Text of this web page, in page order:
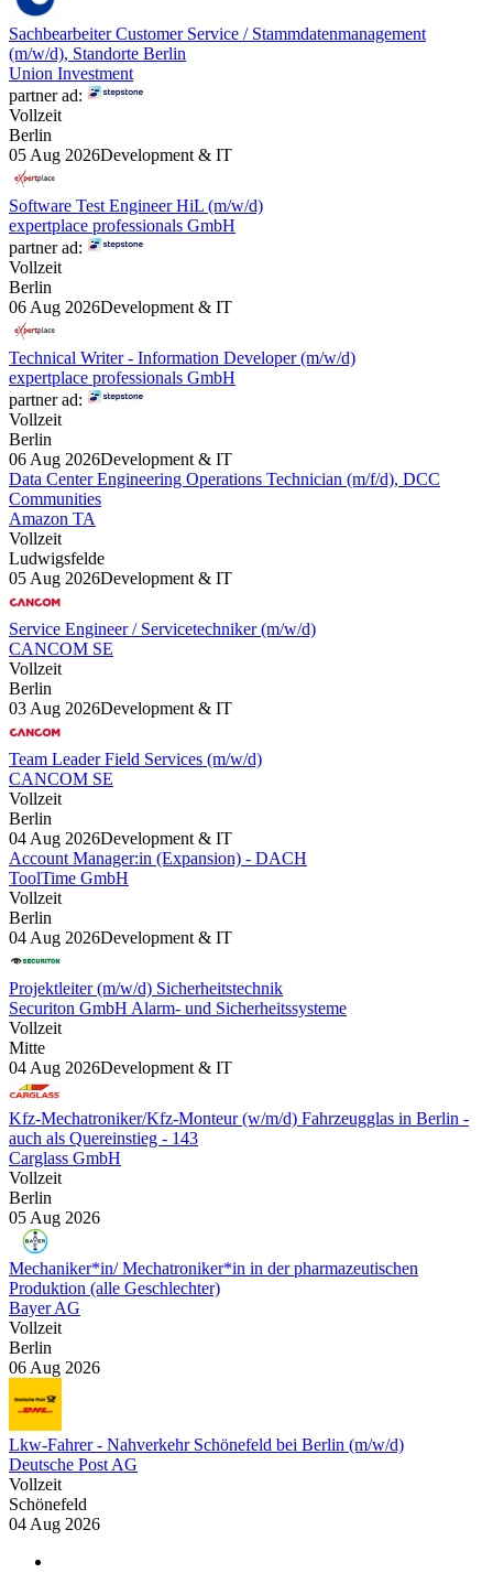
Sachbearbeiter Customer Service / Stammdatenmanagement
(m/w/d), Standorte Berlin
Union Investment
partner ad:
Vollzeit
Berlin
05 Aug 2026Development & IT
Software Test Engineer HiL (m/w/d)
expertplace professionals GmbH
partner ad:
Vollzeit
Berlin
06 Aug 2026Development & IT
Technical Writer - Information Developer (m/w/d)
expertplace professionals GmbH
partner ad:
Vollzeit
Berlin
06 Aug 2026Development & IT
Data Center Engineering Operations Technician (m/f/d), DCC
Communities
Amazon TA
Vollzeit
Ludwigsfelde
05 Aug 2026Development & IT
Service Engineer / Servicetechniker (m/w/d)
CANCOM SE
Vollzeit
Berlin
03 Aug 2026Development & IT
Team Leader Field Services (m/w/d)
CANCOM SE
Vollzeit
Berlin
04 Aug 2026Development & IT
Account Manager:in (Expansion) - DACH
ToolTime GmbH
Vollzeit
Berlin
04 Aug 2026Development & IT
Projektleiter (m/w/d) Sicherheitstechnik
Securiton GmbH Alarm- und Sicherheitssysteme
Vollzeit
Mitte
04 Aug 2026Development & IT
Kfz-Mechatroniker/Kfz-Monteur (w/m/d) Fahrzeugglas in Berlin -
auch als Quereinstieg - 143
Carglass GmbH
Vollzeit
Berlin
05 Aug 2026
Mechaniker*in/ Mechatroniker*in in der pharmazeutischen
Produktion (alle Geschlechter)
Bayer AG
Vollzeit
Berlin
06 Aug 2026
Lkw-Fahrer - Nahverkehr Schönefeld bei Berlin (m/w/d)
Deutsche Post AG
Vollzeit
Schönefeld
04 Aug 2026